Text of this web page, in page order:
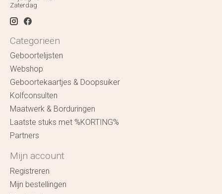
Zaterdag
Categorieën
Geboortelijsten
Webshop
Geboortekaartjes & Doopsuiker
Kolfconsulten
Maatwerk & Borduringen
Laatste stuks met %KORTING%
Partners
Mijn account
Registreren
Mijn bestellingen